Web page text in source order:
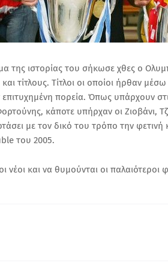
της ιστορίας του σήκωσε χθες ο
τίτλους. Τίτλοι οι οποίοι ήρθαν
πορεία. Όπως υπάρχουν
κάποτε υπήρχαν οι Ζιοβάνι,
με τον δικό του τρόπο την
του 2005.
νέοι και να θυμούνται οι παλαιότεροι